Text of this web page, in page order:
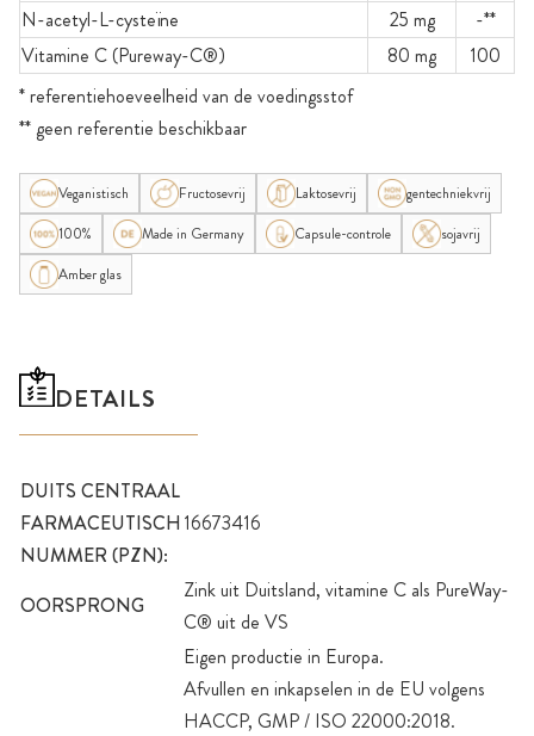
N-acetyl-L-cysteïne
25 mg
-**
Vitamine C (Pureway-C®)
80 mg
100
* referentiehoeveelheid van de voedingsstof
** geen referentie beschikbaar
Veganistisch Fructosevrij Laktosevrij
gentechniekvrij
100%
Made in Germany Capsule-controle
sojavrij
Amber glas
DETAILS
DUITS CENTRAAL
FARMACEUTISCH
NUMMER (PZN):
16673416
OORSPRONG
Zink uit Duitsland, vitamine C als PureWay-
C® uit de VS
Eigen productie in Europa.
Afvullen en inkapselen in de EU volgens
HACCP, GMP / ISO 22000:2018.